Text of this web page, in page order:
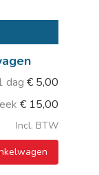
dag € 5,00
€ 15,00
Incl. BTW